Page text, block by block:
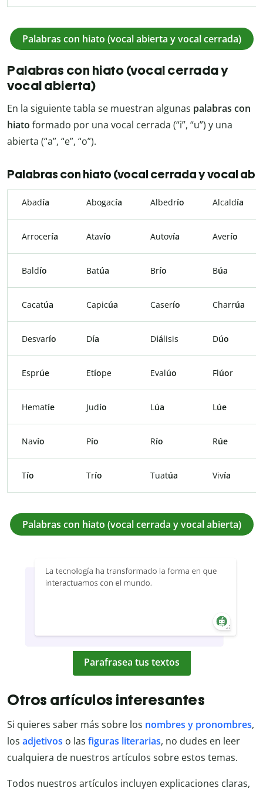
Palabras con hiato (vocal abierta y vocal cerrada)
Palabras con hiato (vocal cerrada y
vocal abierta)
En la siguiente tabla se muestran algunas palabras con
hiato formado por una vocal cerrada (“i”, “u”) y una
abierta (“a”, “e”, “o”).
Palabras con hiato (vocal cerrada y vocal
Abadía Abogacía Albedrío Alcaldía
Arrocería Atavío Autovía Averío
Baldío Batúa Brío Búa
Cacatúa Capicúa Caserío Charrúa
Desvarío Día Diálisis Dúo
Esprúe Etíope Evalúo Flúor
Hematíe Judío Lúa Lúe
Navío Pío Río Rúe
Tío Trío Tuatúa Vivía
Palabras con hiato (vocal cerrada y vocal abierta)
Parafrasea tus textos
Otros artículos interesantes
Si quieres saber más sobre los nombres y pronombres,
los adjetivos o las figuras literarias, no dudes en leer
cualquiera de nuestros artículos sobre estos temas.
Todos nuestros artículos incluyen explicaciones claras,